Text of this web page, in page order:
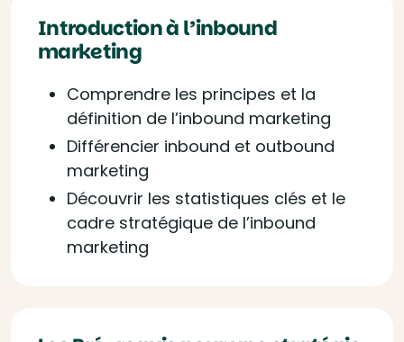
Introduction à l’inbound
marketing
Comprendre les principes et la
définition de l’inbound marketing
Différencier inbound et outbound
marketing
Découvrir les statistiques clés et le
cadre stratégique de l’inbound
marketing